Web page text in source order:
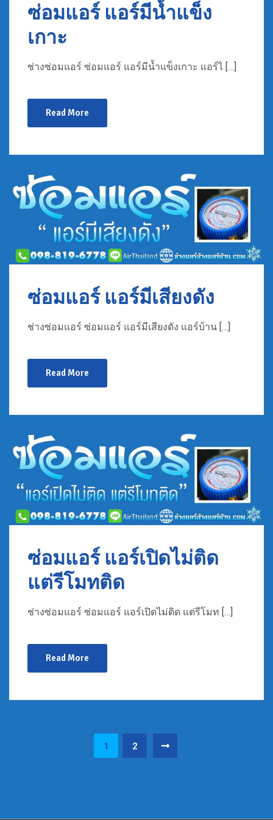
ซ่อมแอร์ แอร์มีน้ำแข็ง
เกาะ
ช่างซ่อมแอร์ ซ่อมแอร์ แอร์มีน้ำแข็งเกาะ แอร์ไ […]
Read More
ซ่อมแอร์ แอร์มีเสียงดัง
ช่างซ่อมแอร์ ซ่อมแอร์ แอร์มีเสียงดัง แอร์บ้าน […]
Read More
ซ่อมแอร์ แอร์เปิดไม่ติด
แต่รีโมทติด
ช่างซ่อมแอร์ ซ่อมแอร์ แอร์เปิดไม่ติด แต่รีโมท […]
Read More
1 2